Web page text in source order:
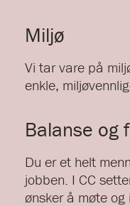
Miljø
Vi tar vare på
enkle,
Balanse og
Du er et helt
jobben. I CC
ønsker å møte